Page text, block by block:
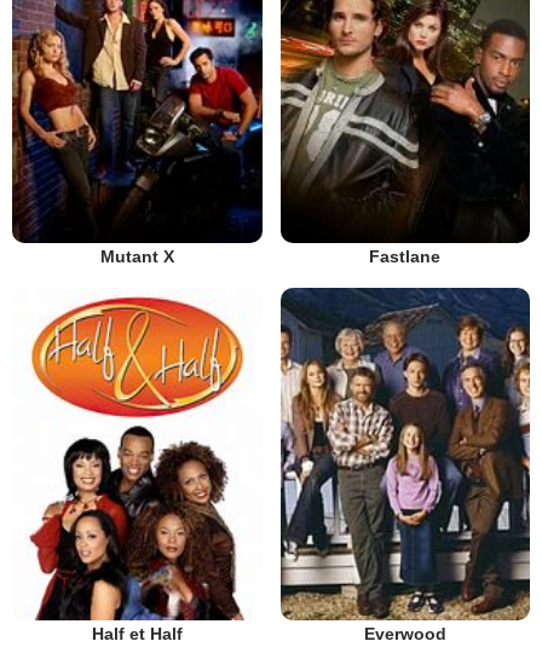
Mutant X Fastlane
Half et Half Everwood